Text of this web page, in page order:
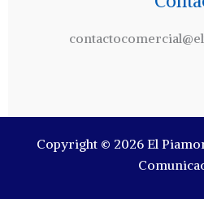
Copyright © 2026 El